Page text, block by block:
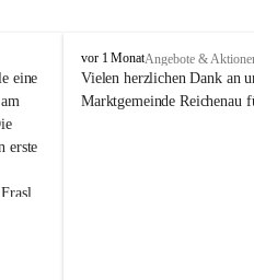
eine
erste
V
o
l
vor 1 MonatAngebote &
Vielen herzlichen Dank an
Marktgemeinde Reichenau